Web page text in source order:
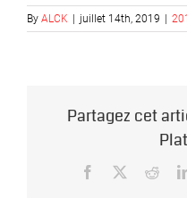
By ALCK | juillet 14th, 2019 |
Partagez cet
Facebook